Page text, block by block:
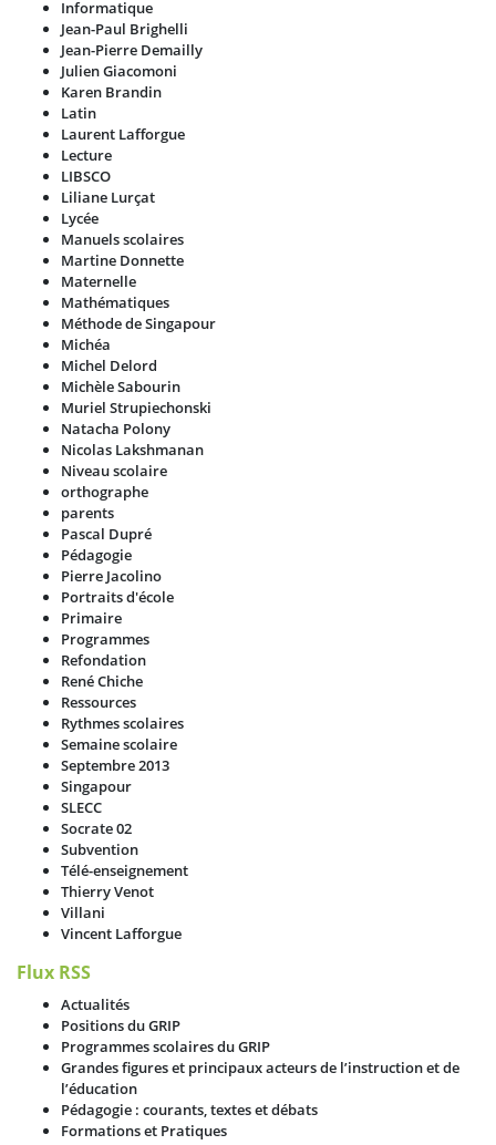
Informatique
Jean-Paul Brighelli
Jean-Pierre Demailly
Julien Giacomoni
Karen Brandin
Latin
Laurent Lafforgue
Lecture
LIBSCO
Liliane Lurçat
Lycée
Manuels scolaires
Martine Donnette
Maternelle
Mathématiques
Méthode de Singapour
Michéa
Michel Delord
Michèle Sabourin
Muriel Strupiechonski
Natacha Polony
Nicolas Lakshmanan
Niveau scolaire
orthographe
parents
Pascal Dupré
Pédagogie
Pierre Jacolino
Portraits d'école
Primaire
Programmes
Refondation
René Chiche
Ressources
Rythmes scolaires
Semaine scolaire
Septembre 2013
Singapour
SLECC
Socrate 02
Subvention
Télé-enseignement
Thierry Venot
Villani
Vincent Lafforgue
Flux RSS
Actualités
Positions du GRIP
Programmes scolaires du GRIP
Grandes figures et principaux acteurs de l’instruction et de
l’éducation
Pédagogie : courants, textes et débats
Formations et Pratiques